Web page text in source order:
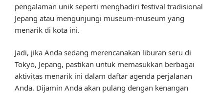
pengalaman unik seperti menghadiri festival tradisional
Jepang atau mengunjungi museum-museum yang
menarik di kota ini.
Jadi, jika Anda sedang merencanakan liburan seru di
Tokyo, Jepang, pastikan untuk memasukkan berbagai
aktivitas menarik ini dalam daftar agenda perjalanan
Anda. Dijamin Anda akan pulang dengan kenangan